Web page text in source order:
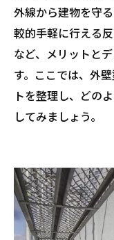
カバー工
れる
外壁塗装？
外壁塗装
カバー工
適
ツ
まとめ
外線から建物を守
較的手軽に行える
など、メリットと
す。ここでは、外
トを整理し、どの
してみましょう。